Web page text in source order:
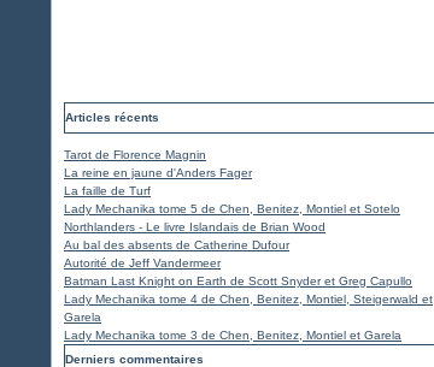
Articles récents
Tarot de Florence Magnin
La reine en jaune d'Anders Fager
La faille de Turf
Lady Mechanika tome 5 de Chen, Benitez, Montiel et Sotelo
Northlanders - Le livre Islandais de Brian Wood
Au bal des absents de Catherine Dufour
Autorité de Jeff Vandermeer
Batman Last Knight on Earth de Scott Snyder et Greg Capullo
Lady Mechanika tome 4 de Chen, Benitez, Montiel, Steigerwald et
Garela
Lady Mechanika tome 3 de Chen, Benitez, Montiel et Garela
Derniers commentaires